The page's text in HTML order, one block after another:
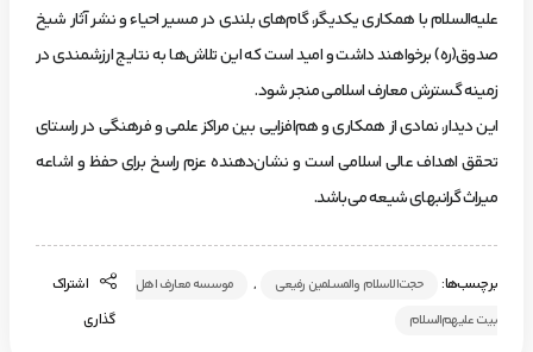
علیه‌السلام با همکاری یکدیگر، گام‌های بلندی در مسیر احیاء و نشر آثار شیخ
صدوق(ره) برخواهند داشت و امید است که این تلاش‌ها به نتایج ارزشمندی در
زمینه گسترش معارف اسلامی منجر شود.
این دیدار، نمادی از همکاری و هم‌افزایی بین مراکز علمی و فرهنگی در راستای
تحقق اهداف عالی اسلامی است و نشان‌دهنده عزم راسخ برای حفظ و اشاعه
میراث گرانبهای شیعه می‌باشد.
برچسب‌ها: حجت‌الاسلام والمسلمین رفیعی ,
موسسه معارف اهل
بیت علیهم‌السلام
اشتراک
گذاری